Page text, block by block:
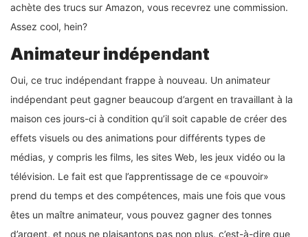
achète des trucs sur Amazon, vous recevrez une commission.
Assez cool, hein?
Animateur indépendant
Oui, ce truc indépendant frappe à nouveau. Un animateur
indépendant peut gagner beaucoup d’argent en travaillant à la
maison ces jours-ci à condition qu’il soit capable de créer des
effets visuels ou des animations pour différents types de
médias, y compris les films, les sites Web, les jeux vidéo ou la
télévision. Le fait est que l’apprentissage de ce «pouvoir»
prend du temps et des compétences, mais une fois que vous
êtes un maître animateur, vous pouvez gagner des tonnes
d’argent, et nous ne plaisantons pas non plus, c’est-à-dire que